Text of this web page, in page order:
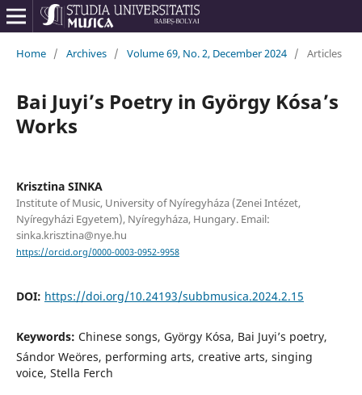
Home / Archives / Volume 69, No. 2, December 2024 / Articles
Bai Juyi’s Poetry in György Kósa’s
Works
Krisztina SINKA
Institute of Music, University of Nyíregyháza (Zenei Intézet,
Nyíregyházi Egyetem), Nyíregyháza, Hungary. Email:
sinka.krisztina@nye.hu
https://orcid.org/0000-0003-0952-9958
DOI: https://doi.org/10.24193/subbmusica.2024.2.15
Keywords: Chinese songs, György Kósa, Bai Juyi’s poetry,
Sándor Weöres, performing arts, creative arts, singing
voice, Stella Ferch